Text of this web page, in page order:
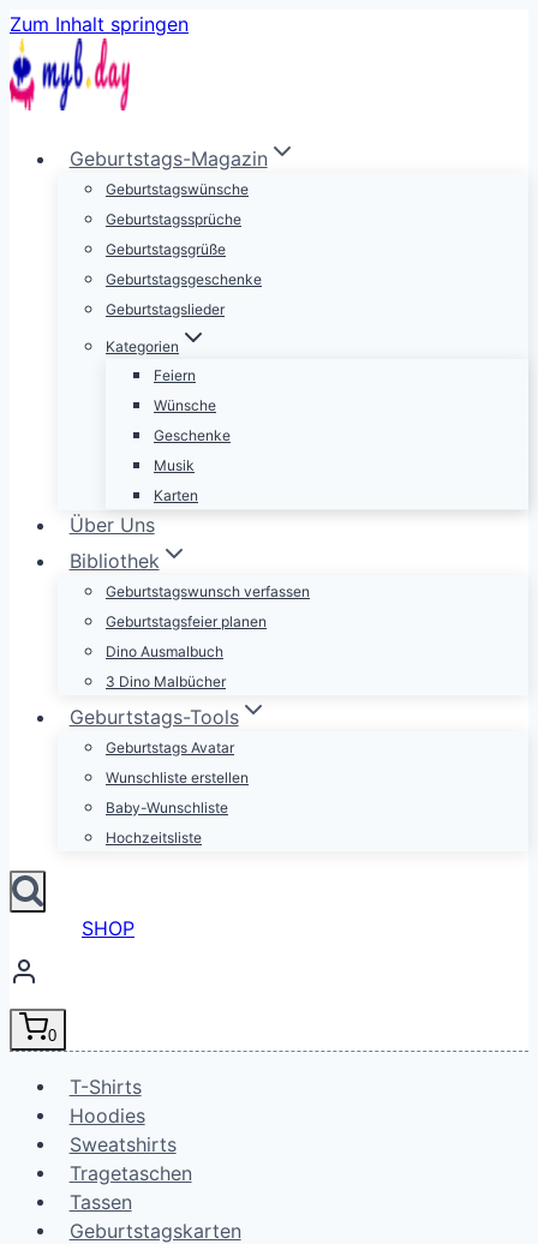
Zum Inhalt springen
Geburtstags-Magazin
Geburtstagswünsche
Geburtstagssprüche
Geburtstagsgrüße
Geburtstagsgeschenke
Geburtstagslieder
Kategorien
Feiern
Wünsche
Geschenke
Musik
Karten
Über Uns
Bibliothek
Geburtstagswunsch verfassen
Geburtstagsfeier planen
Dino Ausmalbuch
3 Dino Malbücher
Geburtstags-Tools
Geburtstags Avatar
Wunschliste erstellen
Baby-Wunschliste
Hochzeitsliste
SHOP
0
T-Shirts
Hoodies
Sweatshirts
Tragetaschen
Tassen
Geburtstagskarten